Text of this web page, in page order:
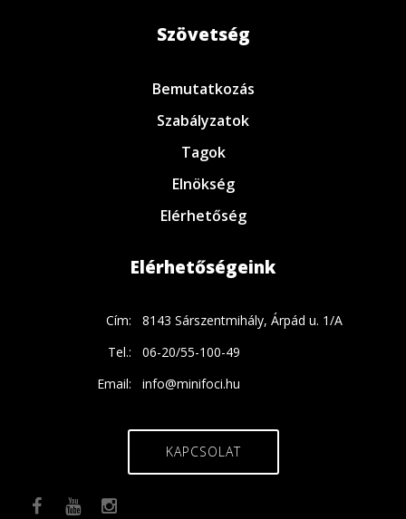
Szövetség
Bemutatkozás
Szabályzatok
Tagok
Elnökség
Elérhetőség
Elérhetőségeink
Cím:
8143 Sárszentmihály, Árpád u. 1/A
Tel.:
06-20/55-100-49
Email:
info@minifoci.hu
KAPCSOLAT